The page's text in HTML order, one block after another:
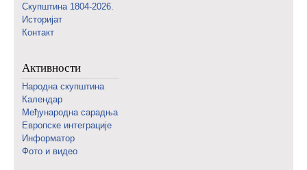
Скупштина 1804-2026.
Историјат
Контакт
Активности
Народна скупштина
Календар
Међународна сарадња
Европске интеграције
Информатор
Фото и видео